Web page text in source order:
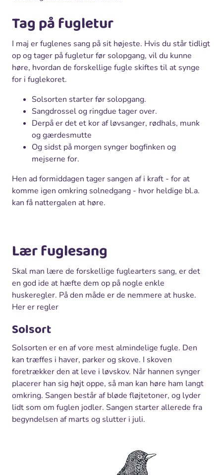
Tag på fugletur
I maj er fuglenes sang på sit højeste. Hvis du står tidligt
op og tager på fugletur før solopgang, vil du kunne
høre, hvordan de forskellige fugle skiftes til at synge
for i fuglekoret.
Solsorten starter før solopgang.
Sangdrossel og ringdue tager over.
Derpå er det et kor af løvsanger, rødhals, munk
og gærdesmutte
Og sidst på morgen synger bogfinken og
mejserne for.
Hen ad formiddagen tager sangen af i kraft - for at
komme igen omkring solnedgang - hvor heldige bl.a.
kan få nattergalen at høre.
Lær fuglesang
Skal man lære de forskellige fuglearters sang, er det
en god ide at hæfte dem op på nogle enkle
huskeregler. På den måde er de nemmere at huske.
Her er regler
Solsort
Solsorten er en af vore mest almindelige fugle. Den
kan træffes i haver, parker og skove. I skoven
foretrækker den at leve i løvskov. Når hannen synger
placerer han sig højt oppe, så man kan høre ham langt
omkring. Sangen består af bløde fløjtetoner, og lyder
lidt som om fuglen jodler. Sangen starter allerede fra
begyndelsen af marts og slutter i juli.